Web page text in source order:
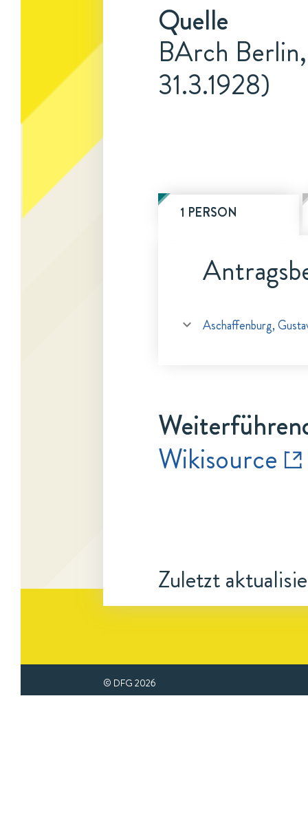
Quelle
BArch
31.3.1928)
1 PERSON
Aschaffenburg,
Wikisource
Zuletzt
© DFG 2026